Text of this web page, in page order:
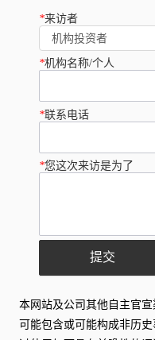
*来访者
机构投资者
*机构名称/个人
*联系电话
*您这次来访是为了
提交
本网站及公司其他自主官
可能包含或可能构成非历